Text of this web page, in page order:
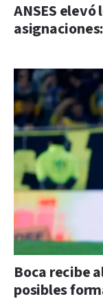
ANSES
Boca recibe
posibles